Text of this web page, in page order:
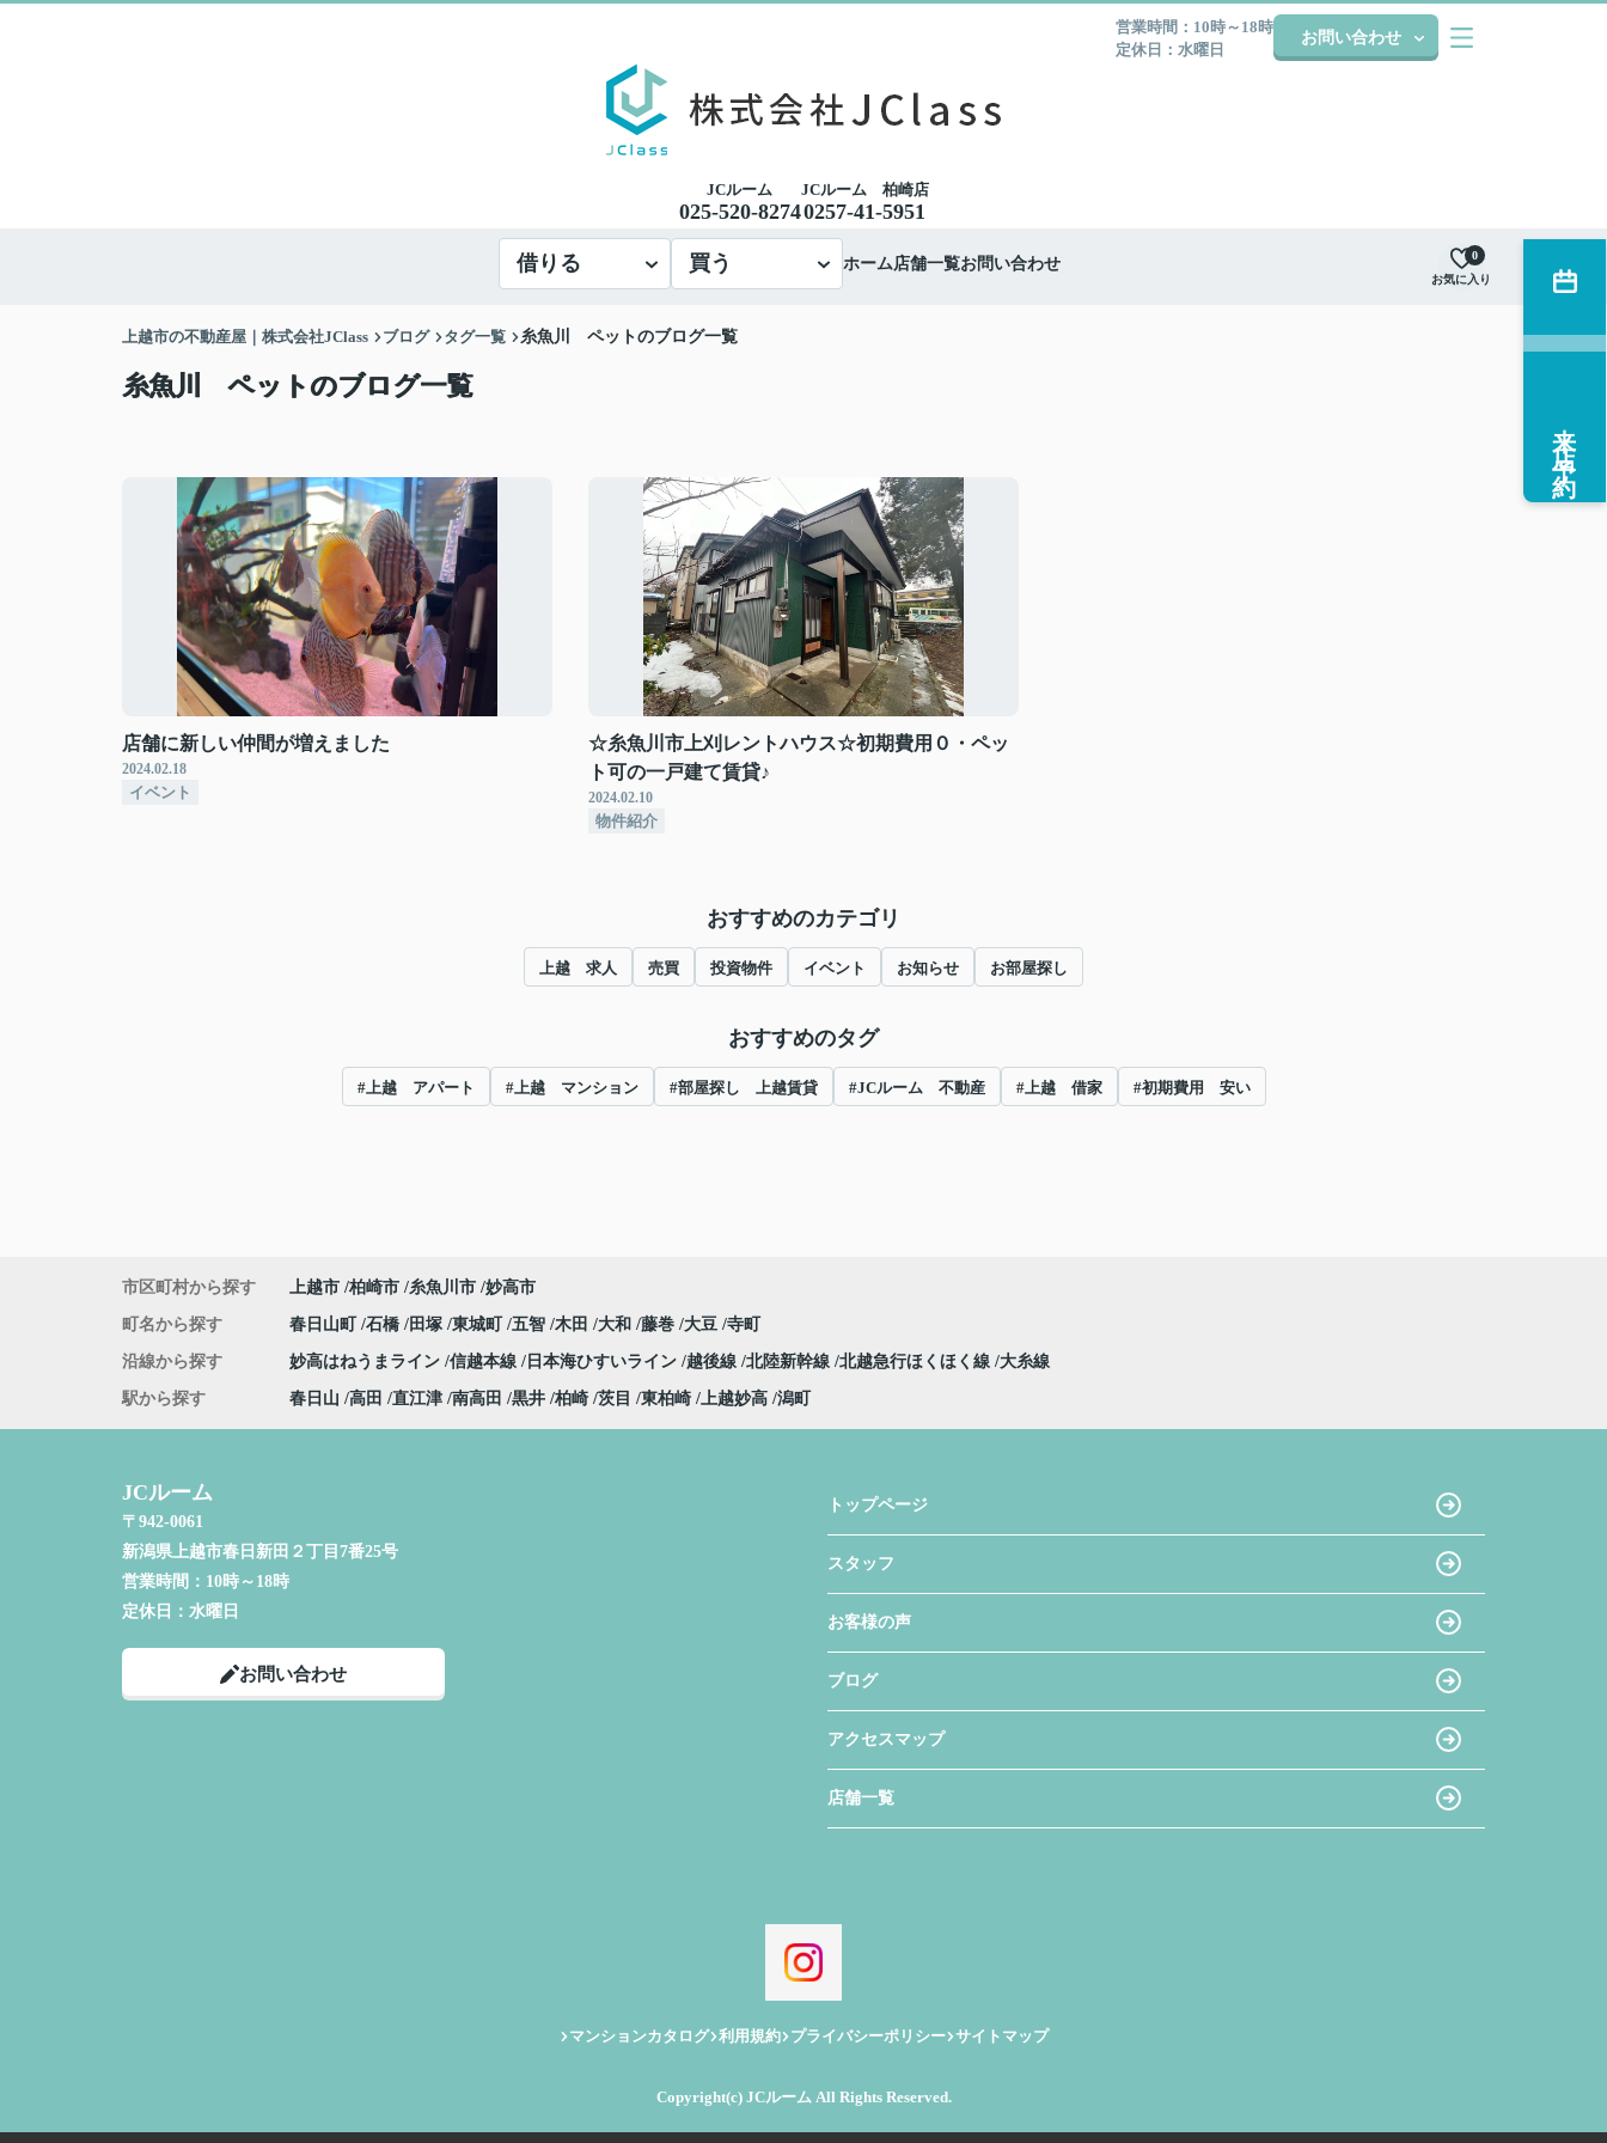
営業時間：10時～18時
定休日：水曜日
お問い合わせ
JCルーム
025-520-8274
JCルーム 柏崎店
0257-41-5951
借りる 買う ホーム店舗一覧お問い合わせ
お気に入り
0
上越市の不動産屋｜株式会社JClass ブログ タグ一覧 糸魚川 ペットのブログ一覧
糸魚川 ペットのブログ一覧
店舗に新しい仲間が増えました
2024.02.18
イベント
☆糸魚川市上刈レントハウス☆初期費用０・ペッ
ト可の一戸建て賃貸♪
2024.02.10
物件紹介
おすすめのカテゴリ
上越 求人 売買 投資物件 イベント お知らせ お部屋探し
おすすめのタグ
#上越 アパート #上越 マンション #部屋探し 上越賃貸 #JCルーム 不動産 #上越 借家 #初期費用 安い
来店予約
市区町村から探す 上越市 柏崎市 糸魚川市 妙高市
町名から探す 春日山町 石橋 田塚 東城町 五智 木田 大和 藤巻 大豆 寺町
沿線から探す 妙高はねうまライン 信越本線 日本海ひすいライン 越後線 北陸新幹線 北越急行ほくほく線 大糸線
駅から探す 春日山 高田 直江津 南高田 黒井 柏崎 茨目 東柏崎 上越妙高 潟町
JCルーム
〒942-0061
新潟県上越市春日新田２丁目7番25号
営業時間： 10時～18時
定休日： 水曜日
お問い合わせ
トップページ
スタッフ
お客様の声
ブログ
アクセスマップ
店舗一覧
マンションカタログ 利用規約 プライバシーポリシー サイトマップ
Copyright(c) JCルーム All Rights Reserved.